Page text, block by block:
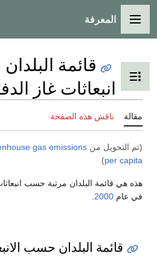
القائمة الرئيسية
المعرفة
تبديل عرض جدول المحتويات
قائمة
انبعاثات غاز
مقالة ناقش هذه الصفحة
(تم التحويل من gas emissions
per capita
)
هذه هي قائمة البلدان مرتبة حسب
في عام 2000
قائمة البلدان حسب